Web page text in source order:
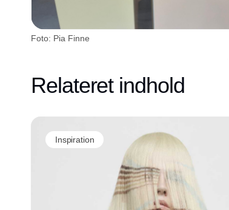
Foto: Pia Finne
Relateret indhold
Inspiration